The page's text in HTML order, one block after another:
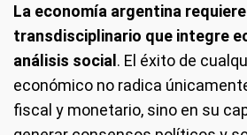
La economía argentina
transdisciplinario que integre
análisis social . El éxito de
económico no radica
fiscal y monetario, sino en su